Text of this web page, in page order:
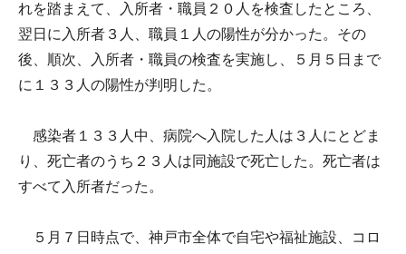
れを踏まえて、入所者・職員２０人を検査したところ、
翌日に入所者３人、職員１人の陽性が分かった。その
後、順次、入所者・職員の検査を実施し、５月５日まで
に１３３人の陽性が判明した。
感染者１３３人中、病院へ入院した人は３人にとどま
り、死亡者のうち２３人は同施設で死亡した。死亡者は
すべて入所者だった。
５月７日時点で、神戸市全体で自宅や福祉施設、コロ